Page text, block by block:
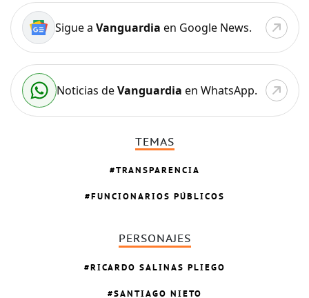
Sigue a Vanguardia en Google News.
Noticias deVanguardia en WhatsApp.
TEMAS
TRANSPARENCIA
FUNCIONARIOS PÚBLICOS
PERSONAJES
RICARDO SALINAS PLIEGO
SANTIAGO NIETO